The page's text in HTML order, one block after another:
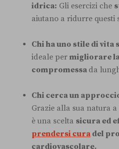
idrica: Gli esercizi che
aiutano a ridurre questi
Chi ha uno stile di vita
ideale per migliorare
compromessa da
Chi cerca un
Grazie alla sua natura
è una scelta sicura ed
prendersi cura del
cardiovascolare.